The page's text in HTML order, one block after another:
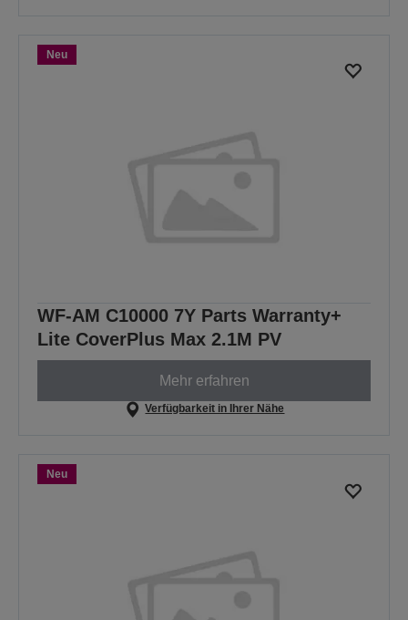
Neu
WF-AM C10000 7Y Parts Warranty+
Lite CoverPlus Max 2.1M PV
Mehr erfahren
Verfügbarkeit in Ihrer Nähe
Neu